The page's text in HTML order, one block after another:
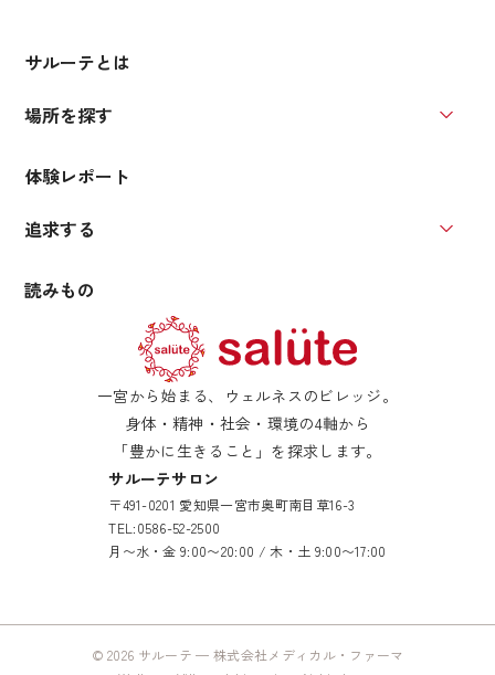
一宮から始まる、ウェルネスのビレッジ。
身体・精神・社会・環境の4軸から
「豊かに生きること」を探求します。
サルーテサロン
〒491-0201 愛知県一宮市奥町南目草16-3
TEL:0586-52-2500
月〜水・金 9:00〜20:00 / 木・土 9:00〜17:00
サルーテとは
場所を探す
体験レポート
追求する
読みもの
© 2026 サルーテ — 株式会社メディカル・ファーマ